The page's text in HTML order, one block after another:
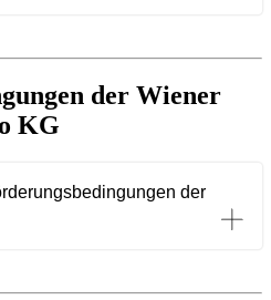
der Wiener
KG
der